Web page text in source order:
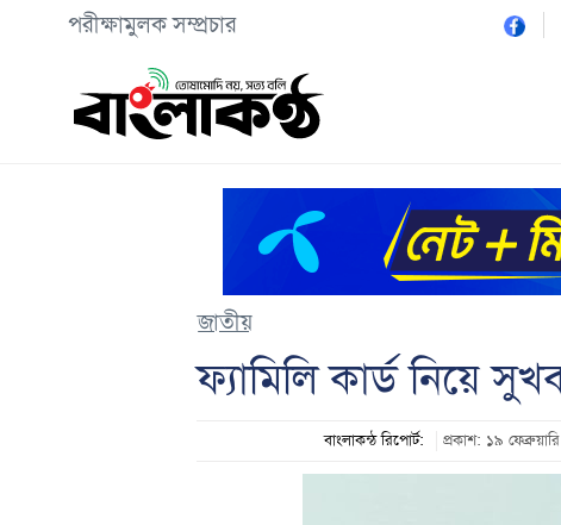
পরীক্ষামুলক সম্প্রচার
জাতীয়
ফ্যামিলি কার্ড নিয়ে
বাংলাকন্ঠ রিপোর্ট: প্রকাশ: ১৯